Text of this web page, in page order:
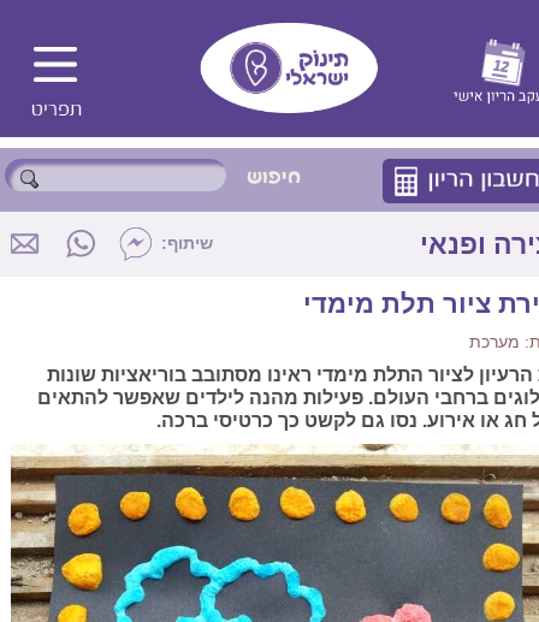
ופנאי שיתוף:
ציור תלת מימדי
מערכת
לציור התלת מימדי ראינו מסתובב בוריאציות שונות
ברחבי העולם. פעילות מהנה לילדים שאפשר להתאים
חג או אירוע. נסו גם לקשט כך כרטיסי ברכה.